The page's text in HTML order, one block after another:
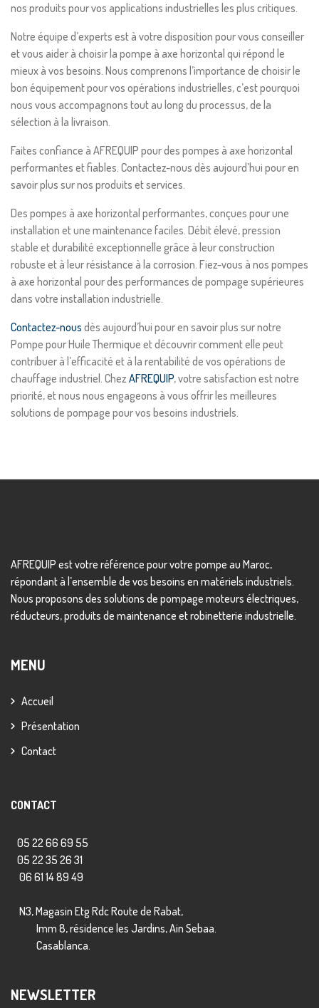
nos produits pour vos applications industrielles les plus critiques.
Notre équipe d’experts est à votre disposition pour vous conseiller
et vous aider à choisir la pompe à axe horizontal qui répond le
mieux à vos besoins. Nous comprenons l’importance de choisir le
bon équipement pour vos opérations industrielles, c’est pourquoi
nous vous accompagnons tout au long du processus, de la
sélection à la livraison.
Faites confiance à AFREQUIP pour des pompes à axe horizontal
performantes et fiables. Contactez-nous dès aujourd’hui pour en
savoir plus sur nos produits et services.
Des pompes à axe horizontal performantes, conçues pour une
installation et une maintenance faciles. Débit élevé, pression
stable et durabilité exceptionnelle grâce à leur construction
robuste et à leur résistance à la corrosion. Fiez-vous à nos pompes
à axe horizontal pour des performances de pompage supérieures
dans votre installation industrielle.
Contactez-nous dès aujourd’hui pour en savoir plus sur notre
Pompe pour Huile Thermique et découvrir comment elle peut
contribuer à l’efficacité et à la rentabilité de vos opérations de
chauffage industriel. Chez AFREQUIP, votre satisfaction est notre
priorité, et nous nous engageons à vous offrir les meilleures
solutions de pompage pour vos besoins industriels.
AFREQUIP est votre référence pour votre pompe au Maroc,
répondant à l’ensemble de vos besoins en matériels industriels.
Nous proposons des solutions de pompage moteurs électriques,
réducteurs, produits de maintenance et robinetterie industrielle.
MENU
Accueil
Présentation
Contact
CONTACT
05 22 66 69 55
05 22 35 26 31
06 61 14 89 49
N3, Magasin Etg Rdc Route de Rabat,
Imm 8, résidence les Jardins, Ain Sebaa.
Casablanca.
NEWSLETTER